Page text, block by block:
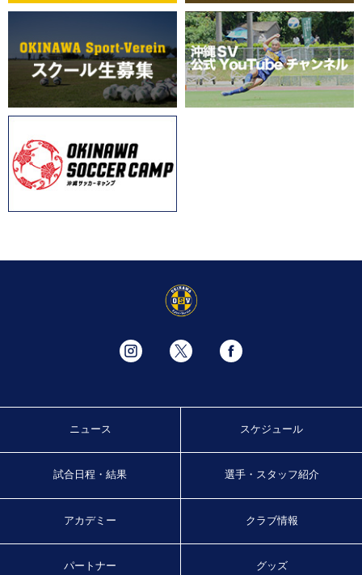
ニュース スケジュール
試合日程・結果 選手・スタッフ紹介
アカデミー クラブ情報
パートナー グッズ